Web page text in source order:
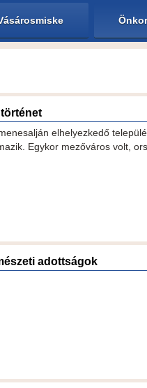
elhelyezkedő
Egykor mezőváros volt,
adottságok